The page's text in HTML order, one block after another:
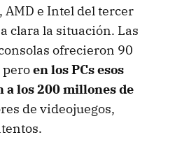
AMD e Intel del tercer
clara la situación. Las
ofrecieron 90
peroen los PCs esos
a los 200 millones de
de videojuegos,